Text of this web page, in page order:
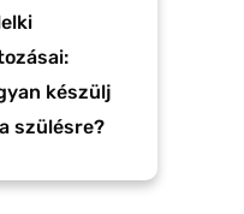
készülj
szülésre?